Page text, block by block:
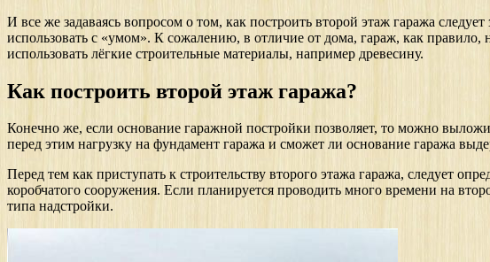
И все же задаваясь вопросом о том, как построить второй этаж гаража
использовать с «умом». К сожалению, в отличие от дома, гараж, как
использовать лёгкие строительные материалы, например древесину.
Как построить второй этаж гаража?
Конечно же, если основание гаражной постройки позволяет, то можно
перед этим нагрузку на фундамент гаража и сможет ли основание гаража
Перед тем как приступать к строительству второго этажа гаража, следует
коробчатого сооружения. Если планируется проводить много времени на
типа надстройки.